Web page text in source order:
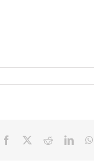
Facebook Reddit